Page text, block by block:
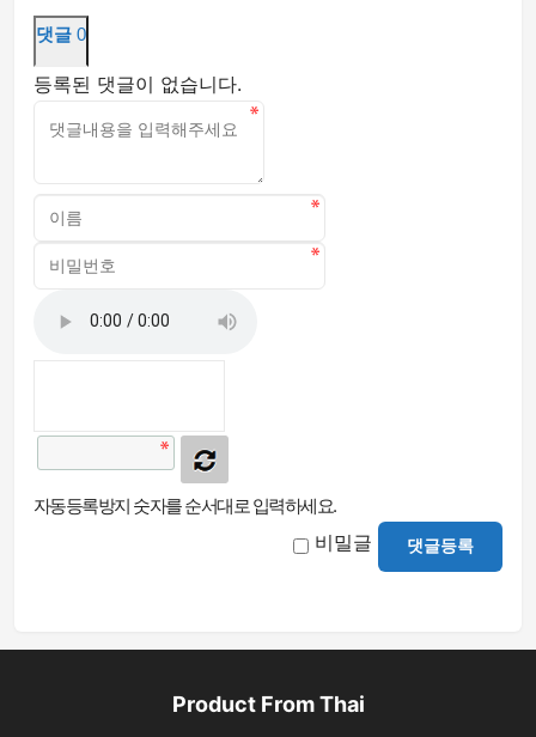
댓글 0
등록된 댓글이 없습니다.
자동등록방지 숫자를 순서대로 입력하세요.
비밀글 댓글등록
Product From Thai